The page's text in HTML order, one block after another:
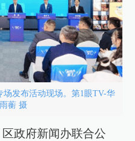
场发布活动现场。第1眼TV-华
蘅 摄
政府新闻办联合公